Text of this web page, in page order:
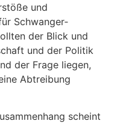
und
Schwanger­
der Blick und
und der Politik
der Frage liegen,
Abtreibung
scheint